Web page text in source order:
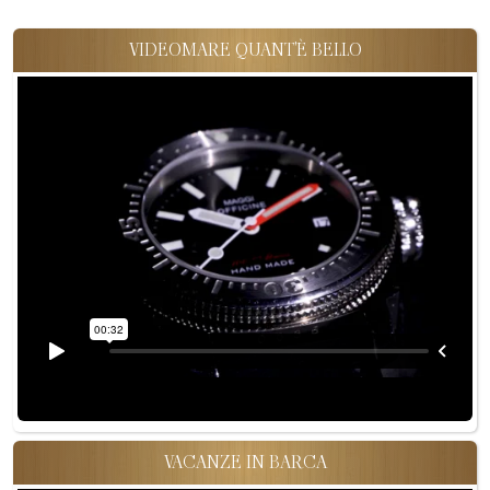
VIDEOMARE QUANT'È BELLO
VACANZE IN BARCA